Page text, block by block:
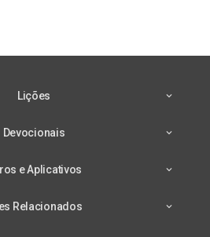
Lições
Devocionais
e Aplicativos
Relacionados